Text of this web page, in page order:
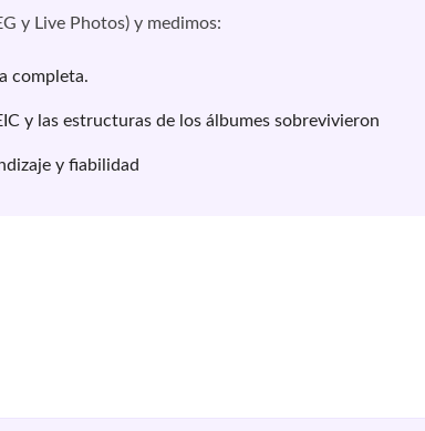
y Live Photos) y medimos:
completa.
y las estructuras de los álbumes sobrevivieron
y fiabilidad